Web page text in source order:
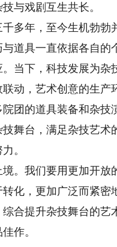
与戏剧互生共长。
年，至今生机勃勃
道具一直依据各自
当下，科技发展为
动，艺术创意的生
团的道具装备和杂
舞台，满足杂技艺
。
我们要用更加开放
化，更加广泛而紧
合提升杂技舞台的
作。